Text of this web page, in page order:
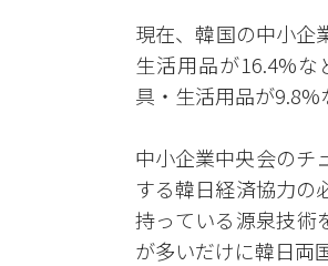
現在、韓国の中小
生活用品が16.4%
具・生活用品が9.8%
中小企業中央会のチ
する韓日経済協力の
持っている源泉技術
が多いだけに韓日両